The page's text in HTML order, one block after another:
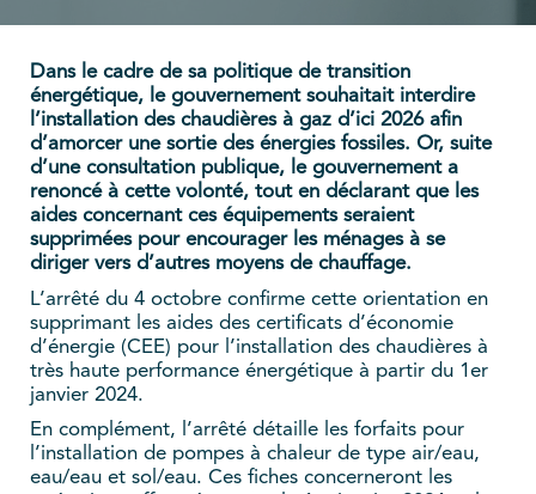
Dans le cadre de sa politique de transition
énergétique, le gouvernement souhaitait interdire
l’installation des chaudières à gaz d’ici 2026 afin
d’amorcer une sortie des énergies fossiles. Or, suite
d’une consultation publique, le gouvernement a
renoncé à cette volonté, tout en déclarant que les
aides concernant ces équipements seraient
supprimées pour encourager les ménages à se
diriger vers d’autres moyens de chauffage.
L’arrêté du 4 octobre confirme cette orientation en
supprimant les aides des certificats d’économie
d’énergie (CEE) pour l’installation des chaudières à
très haute performance énergétique à partir du 1er
janvier 2024.
En complément, l’arrêté détaille les forfaits pour
l’installation de pompes à chaleur de type air/eau,
eau/eau et sol/eau. Ces fiches concerneront les